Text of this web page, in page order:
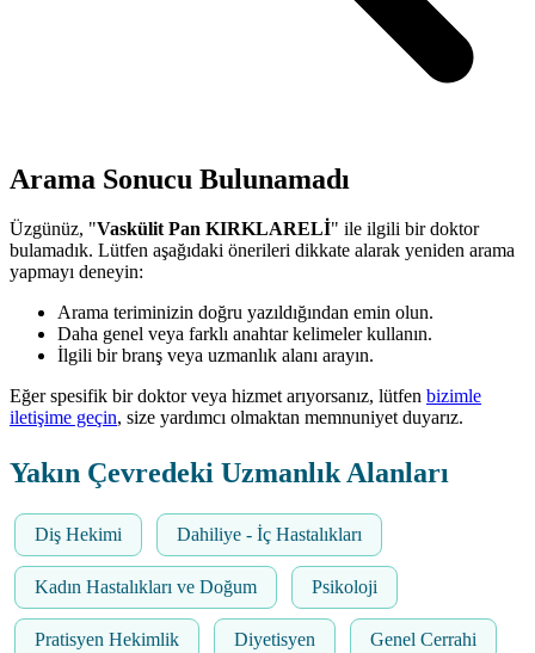
Arama Sonucu Bulunamadı
Üzgünüz, "Vaskülit Pan KIRKLARELİ" ile ilgili bir doktor
bulamadık. Lütfen aşağıdaki önerileri dikkate alarak yeniden arama
yapmayı deneyin:
Arama teriminizin doğru yazıldığından emin olun.
Daha genel veya farklı anahtar kelimeler kullanın.
İlgili bir branş veya uzmanlık alanı arayın.
Eğer spesifik bir doktor veya hizmet arıyorsanız, lütfen bizimle
iletişime geçin, size yardımcı olmaktan memnuniyet duyarız.
Yakın Çevredeki Uzmanlık Alanları
Diş Hekimi Dahiliye - İç Hastalıkları
Kadın Hastalıkları ve Doğum Psikoloji
Pratisyen Hekimlik Diyetisyen Genel Cerrahi